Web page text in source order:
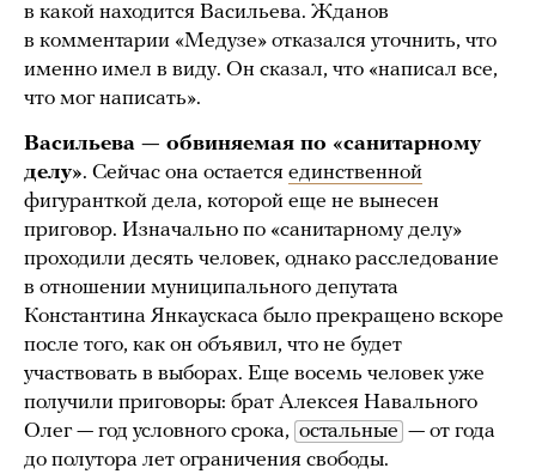
в какой находится Васильева. Жданов
в комментарии «Медузе» отказался уточнить, что
именно имел в виду. Он сказал, что «написал все,
что мог написать».
Васильева — обвиняемая по «санитарному
делу». Сейчас она остается единственной
фигуранткой дела, которой еще не вынесен
приговор. Изначально по «санитарному делу»
проходили десять человек, однако расследование
в отношении муниципального депутата
Константина Янкаускаса было прекращено вскоре
после того, как он объявил, что не будет
участвовать в выборах. Еще восемь человек уже
получили приговоры: брат Алексея Навального
Олег — год условного срока, остальные — от года
до полутора лет ограничения свободы.